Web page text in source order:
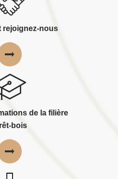
rejoignez-nous
de la filière
bois